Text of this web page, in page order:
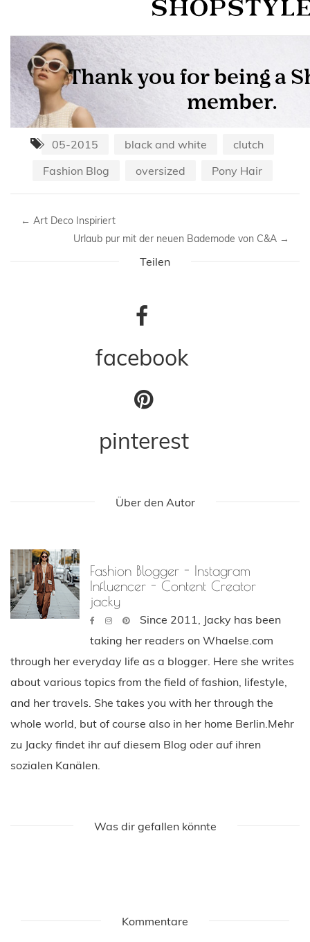
05-2015 black and white
clutch
Fashion Blog
oversized Pony Hair
← Art Deco Inspiriert
Urlaub pur mit der neuen Bademode von C&A →
Teilen
facebook
pinterest
Über den Autor
Fashion Blogger - Instagram
Influencer - Content Creator
jacky
Since 2011, Jacky has been
taking her readers on Whaelse.com
through her everyday life as a blogger. Here she writes
about various topics from the field of fashion, lifestyle,
and her travels. She takes you with her through the
whole world, but of course also in her home Berlin.Mehr
zu Jacky findet ihr auf diesem Blog oder auf ihren
sozialen Kanälen.
Was dir gefallen könnte
Kommentare